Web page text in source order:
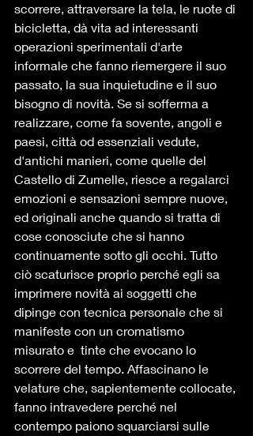
scorrere, attraversare la tela, le ruote di
bicicletta, dà vita ad interessanti
operazioni sperimentali d'arte
informale che fanno riemergere il suo
passato, la sua inquietudine e il suo
bisogno di novità. Se si sofferma a
realizzare, come fa sovente, angoli e
paesi, città od essenziali vedute,
d'antichi manieri, come quelle del
Castello di Zumelle, riesce a regalarci
emozioni e sensazioni sempre nuove,
ed originali anche quando si tratta di
cose conosciute che si hanno
continuamente sotto gli occhi. Tutto
ciò scaturisce proprio perché egli sa
imprimere novità ai soggetti che
dipinge con tecnica personale che si
manifeste con un cromatismo
misurato e  tinte che evocano lo
scorrere del tempo. Affascinano le
velature che, sapientemente collocate,
fanno intravedere perché nel
contempo paiono squarciarsi sulle